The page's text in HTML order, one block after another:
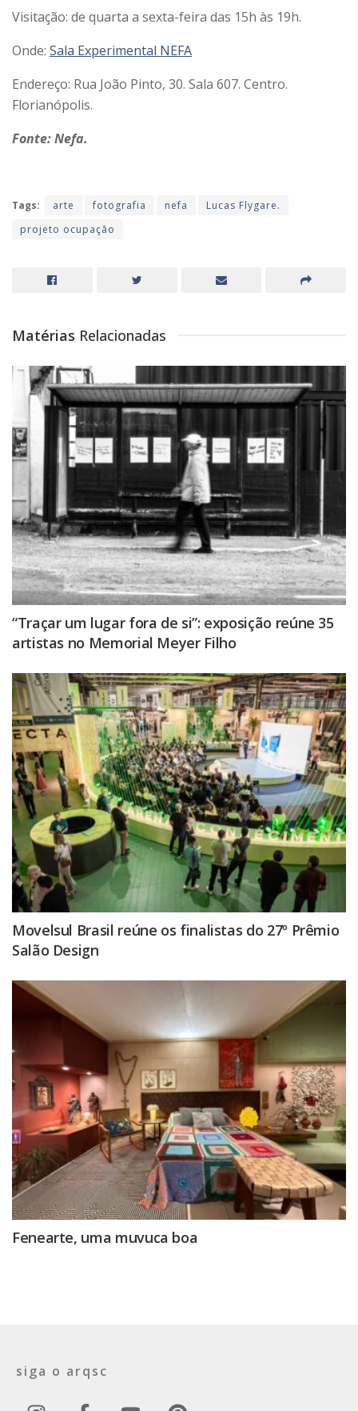
Visitação: de quarta a sexta-feira das 15h às 19h.
Onde: Sala Experimental NEFA
Endereço: Rua João Pinto, 30. Sala 607. Centro.
Florianópolis.
Fonte: Nefa.
Tags: arte fotografia nefa
Lucas Flygare.
projeto ocupação
Matérias Relacionadas
“Traçar um lugar fora de si”: exposição reúne 35
artistas no Memorial Meyer Filho
Movelsul Brasil reúne os finalistas do 27º Prêmio
Salão Design
Fenearte, uma muvuca boa
siga o arqsc